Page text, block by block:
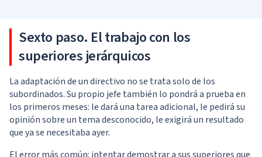
Sexto paso. El trabajo con los
superiores jerárquicos
La adaptación de un directivo no se trata solo de los
subordinados. Su propio jefe también lo pondrá a prueba en
los primeros meses: le dará una tarea adicional, le pedirá su
opinión sobre un tema desconocido, le exigirá un resultado
que ya se necesitaba ayer.